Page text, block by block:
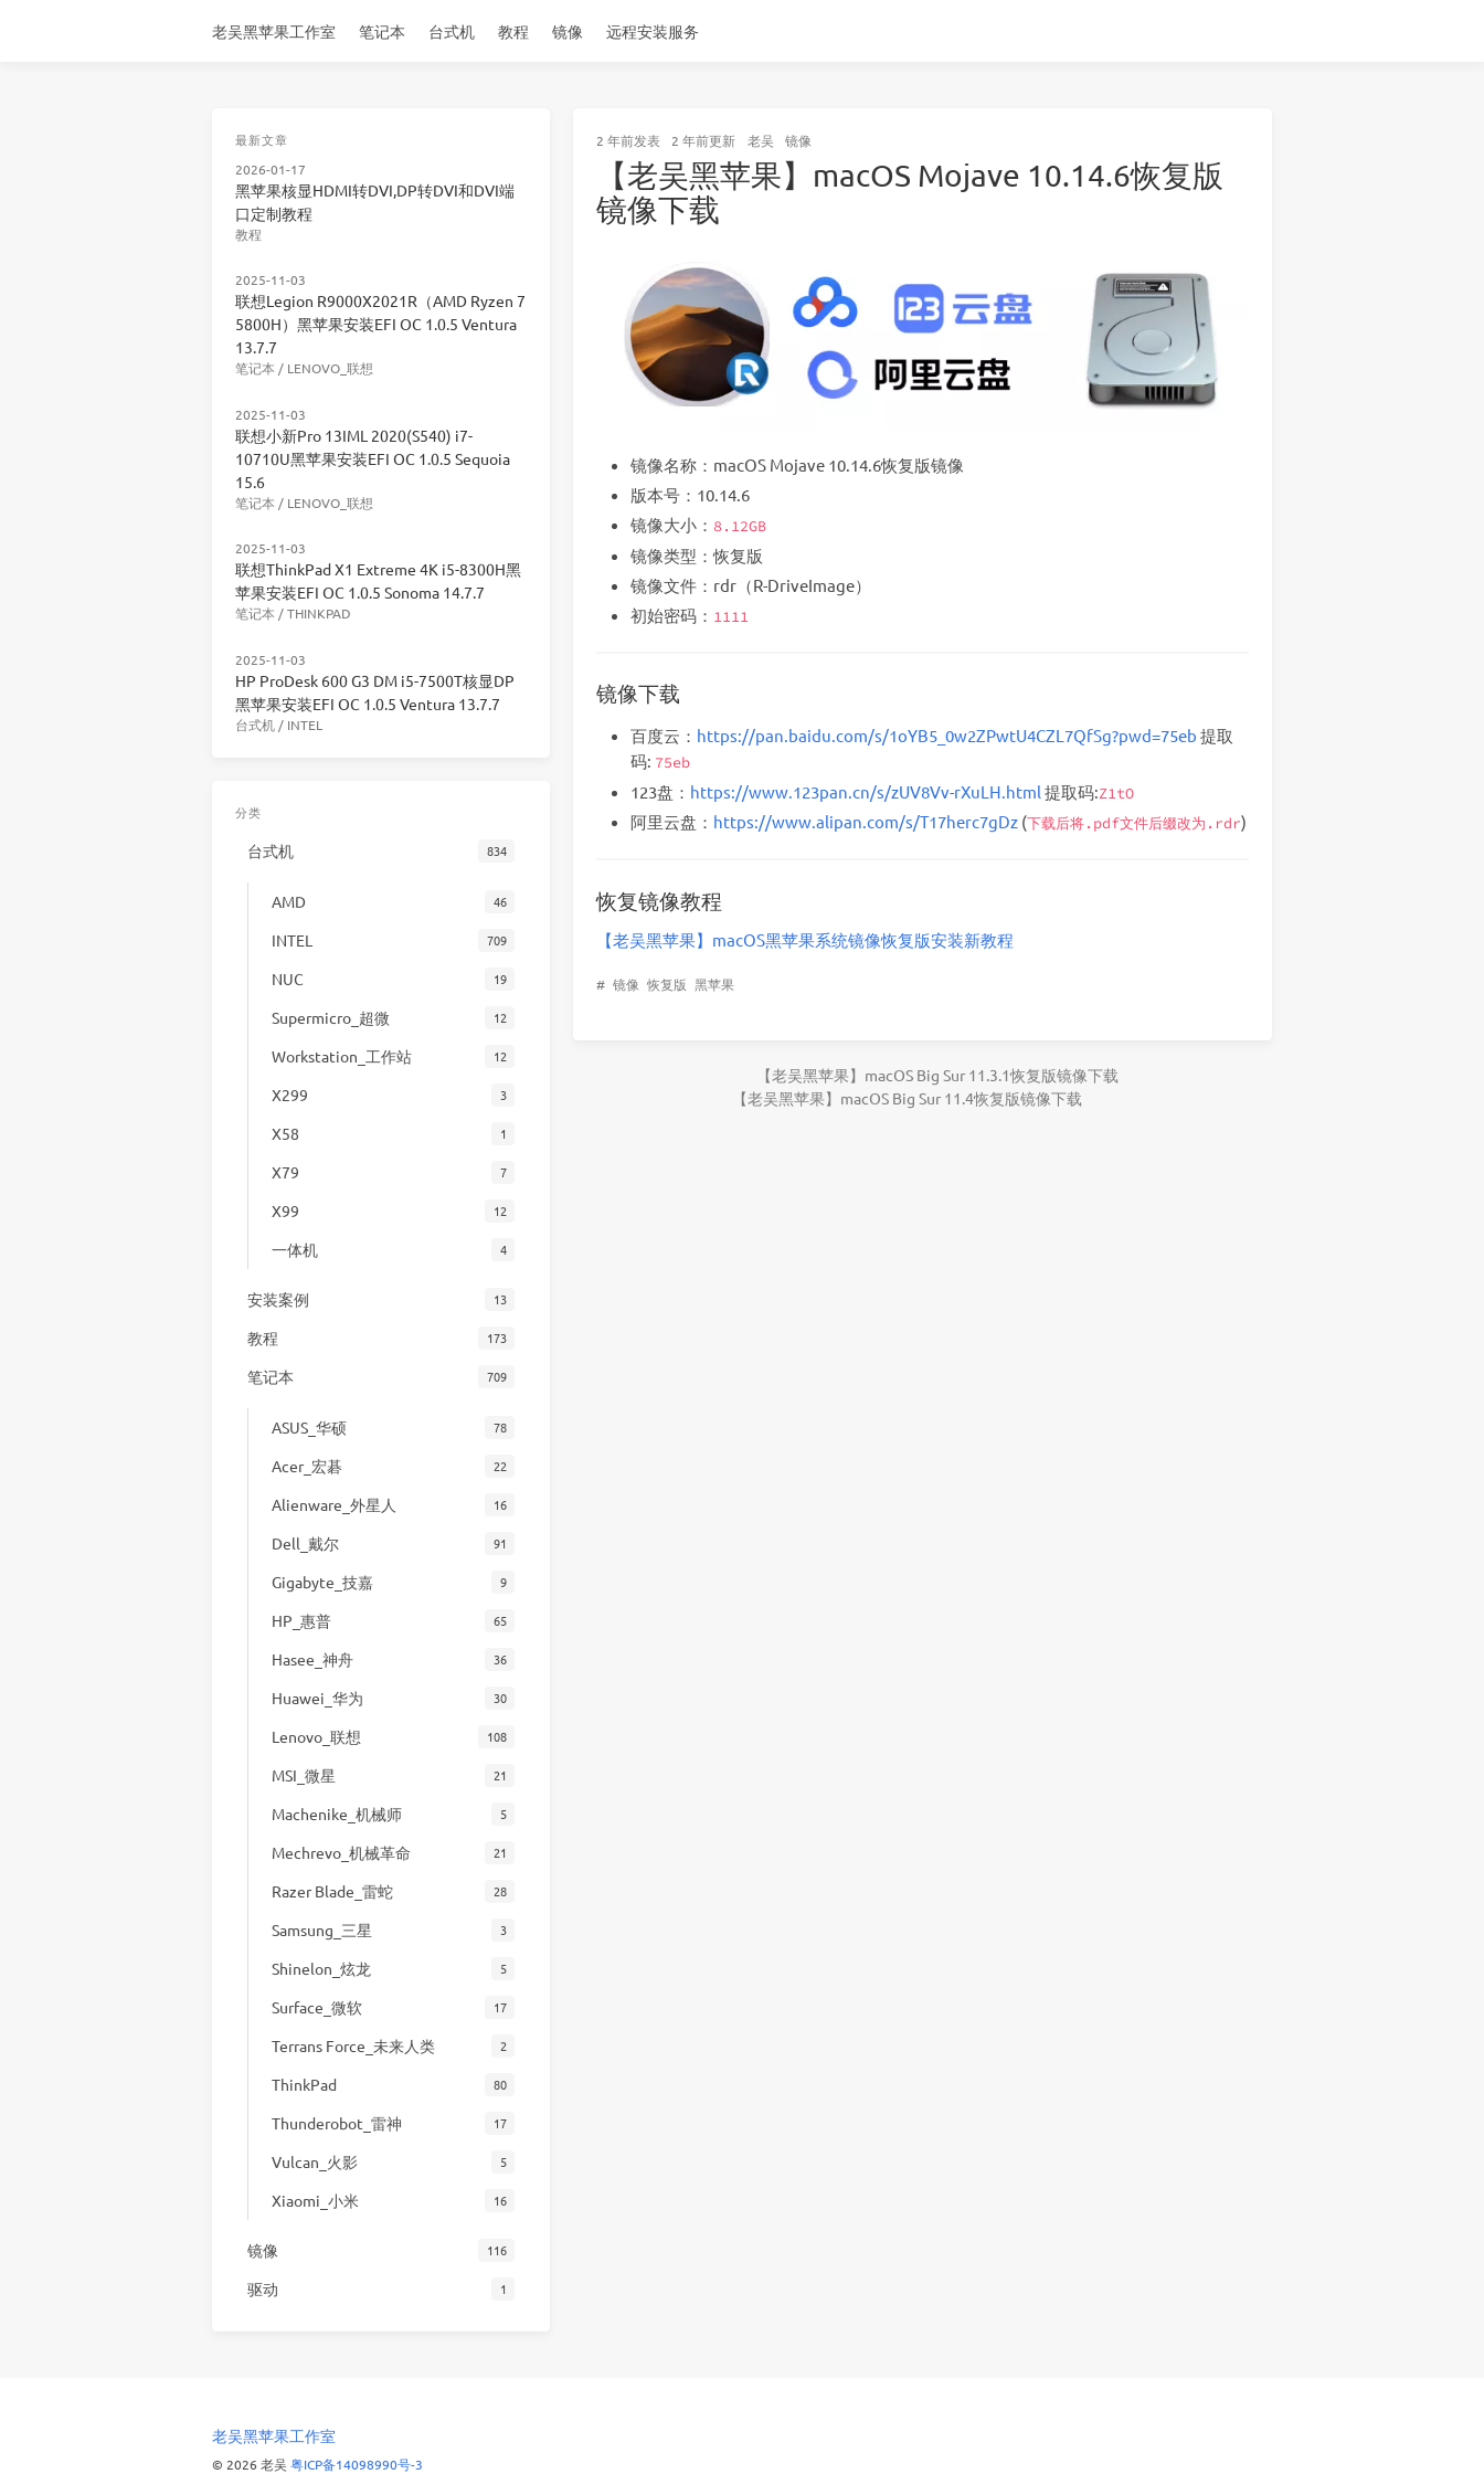
老吴黑苹果工作室 笔记本 台式机 教程 镜像 远程安装服务
2 年前发表 2 年前更新 老吴 镜像
【老吴黑苹果】macOS Mojave 10.14.6恢复版
镜像下载
镜像名称：macOS Mojave 10.14.6恢复版镜像
版本号：10.14.6
镜像大小： 8.12GB
镜像类型：恢复版
镜像文件：rdr（R-DriveImage）
初始密码： 1111
镜像下载
百度云： https://pan.baidu.com/s/1oYB5_0w2ZPwtU4CZL7QfSg?pwd=75eb 提取
码: 75eb
123盘： https://www.123pan.cn/s/zUV8Vv-rXuLH.html 提取码:Z1tO
阿里云盘： https://www.alipan.com/s/T17herc7gDz(下载后将.pdf文件后缀改为.rdr)
恢复镜像教程
【老吴黑苹果】macOS黑苹果系统镜像恢复版安装新教程
# 镜像 恢复版 黑苹果
【老吴黑苹果】macOS Big Sur 11.3.1恢复版镜像下载
【老吴黑苹果】macOS Big Sur 11.4恢复版镜像下载
最新文章
2026-01-17
黑苹果核显HDMI转DVI,DP转DVI和DVI端
口定制教程
教程
2025-11-03
联想Legion R9000X2021R（AMD Ryzen 7
5800H）黑苹果安装EFI OC 1.0.5 Ventura
13.7.7
笔记本 / LENOVO_联想
2025-11-03
联想小新Pro 13IML 2020(S540) i7-
10710U黑苹果安装EFI OC 1.0.5 Sequoia
15.6
笔记本 / LENOVO_联想
2025-11-03
联想ThinkPad X1 Extreme 4K i5-8300H黑
苹果安装EFI OC 1.0.5 Sonoma 14.7.7
笔记本 /THINKPAD
2025-11-03
HP ProDesk 600 G3 DM i5-7500T核显DP
黑苹果安装EFI OC 1.0.5 Ventura 13.7.7
台式机 / INTEL
分类
台式机 834
AMD 46
INTEL 709
NUC 19
Supermicro_超微 12
Workstation_工作站 12
X299 3
X58 1
X79 7
X99 12
一体机 4
安装案例 13
教程 173
笔记本 709
ASUS_华硕 78
Acer_宏碁 22
Alienware_外星人 16
Dell_戴尔 91
Gigabyte_技嘉 9
HP_惠普 65
Hasee_神舟 36
Huawei_华为 30
Lenovo_联想 108
MSI_微星 21
Machenike_机械师 5
Mechrevo_机械革命 21
Razer Blade_雷蛇 28
Samsung_三星 3
Shinelon_炫龙 5
Surface_微软 17
Terrans Force_未来人类 2
ThinkPad 80
Thunderobot_雷神 17
Vulcan_火影 5
Xiaomi_小米 16
镜像 116
驱动 1
老吴黑苹果工作室
© 2026 老吴粤ICP备14098990号-3